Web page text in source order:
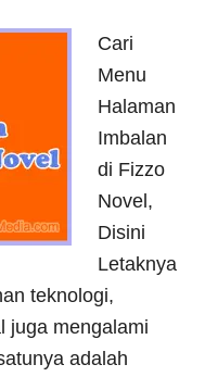
Cari
Menu
Halaman
Imbalan
di Fizzo
Novel,
Disini
Letaknya
teknologi,
juga mengalami
adalah